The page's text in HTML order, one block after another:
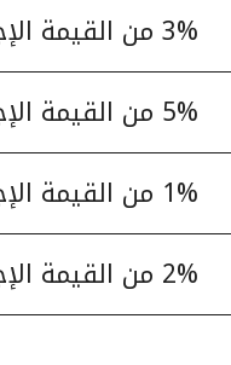
3% من القيمة الإجمالية للمبلغ
5% من القيمة الإجمالية للمبلغ
1% من القيمة الإجمالية للمبلغ
2% من القيمة الإجمالية للمبلغ